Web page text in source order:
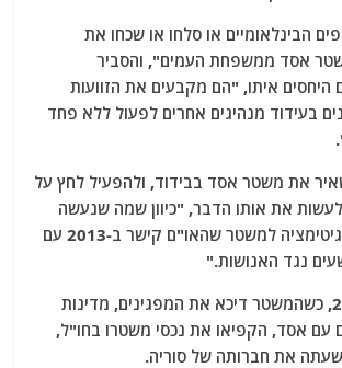
o
k
הבינלאומיים או סלחו או שכחו את
אסד ממשפחת העמים", והסביר
איתו, "הם מקבעים את הזוועות
בעידוד מנהיגים אחרים לפעול ללא פחד
את משטר אסד בבידוד, ולהפעיל לחץ על
לעשות את אותו הדבר, "כיוון שמה שנעשה
פירושו החזרת הלגיטימציה למשטר שהאו"ם קישר ב-2013 עם
נגד האנושות."
הוא ציין כי ב-2011, כשהמשטר דיכא את המפגינים, מדינות
עם אסד, הקפיאו את נכסי משטרו בחו"ל,
את חברותה של סוריה.